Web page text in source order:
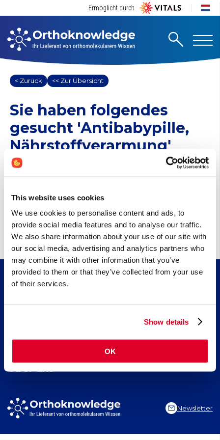
This website uses cookies
We use cookies to personalise content and ads, to
provide social media features and to analyse our traffic.
We also share information about your use of our site with
our social media, advertising and analytics partners who
may combine it with other information that you’ve
provided to them or that they’ve collected from your use
of their services.
Show details
OK
Ermöglicht durch
< Zurück << Zur Übersicht
Sie haben folgendes
gesucht 'Antibabypille,
Nährstoffverarmung'
1 Suchergebnisse gefunden
Newsletter
Wissen
Neuigkeiten
Gelenke
Kreatin, für körperliche und geistige Leistungsfähigkeit
EPA und DHA​: neueste Erkenntnisse über 2 essenzielle Omega-
3-Fettsäuren
Suchen
Indikation suchen
Nährstoff suchen
Über uns
Vitals Nahrungsergänzungsmittel
Vital Blog
Contact